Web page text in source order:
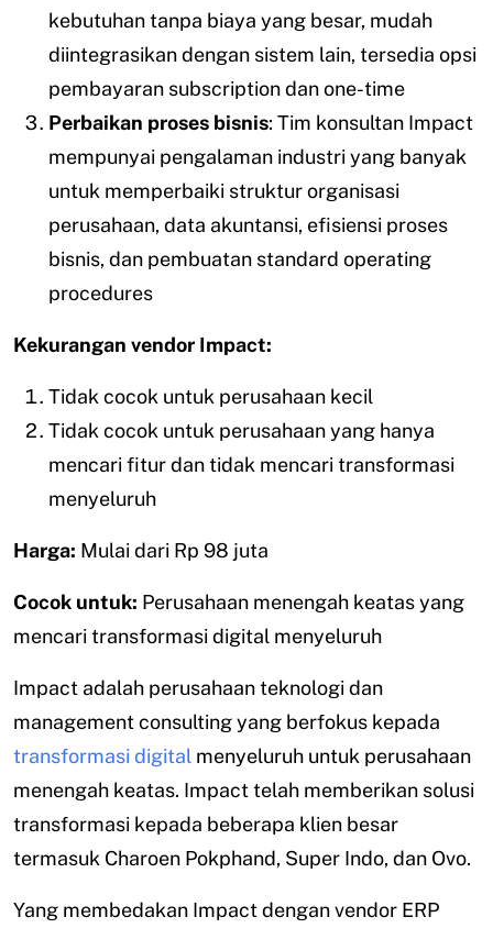
kebutuhan tanpa biaya yang besar, mudah
diintegrasikan dengan sistem lain, tersedia opsi
pembayaran subscription dan one-time
Perbaikan proses bisnis: Tim konsultan Impact
mempunyai pengalaman industri yang banyak
untuk memperbaiki struktur organisasi
perusahaan, data akuntansi, efisiensi proses
bisnis, dan pembuatan standard operating
procedures
Kekurangan vendor Impact:
Tidak cocok untuk perusahaan kecil
Tidak cocok untuk perusahaan yang hanya
mencari fitur dan tidak mencari transformasi
menyeluruh
Harga: Mulai dari Rp 98 juta
Cocok untuk: Perusahaan menengah keatas yang
mencari transformasi digital menyeluruh
Impact adalah perusahaan teknologi dan
management consulting yang berfokus kepada
transformasi digital menyeluruh untuk perusahaan
menengah keatas. Impact telah memberikan solusi
transformasi kepada beberapa klien besar
termasuk Charoen Pokphand, Super Indo, dan Ovo.
Yang membedakan Impact dengan vendor ERP